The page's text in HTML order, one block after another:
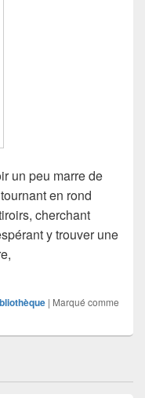
un peu marre de
en rond
cherchant
y trouver une
| Marqué comme